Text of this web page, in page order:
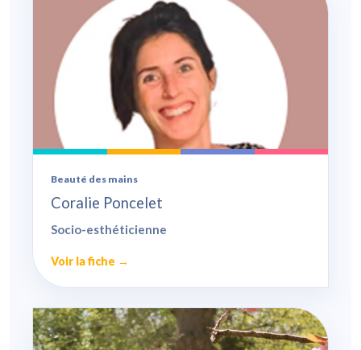
Beauté des mains
Coralie Poncelet
Socio-esthéticienne
Voir la fiche →